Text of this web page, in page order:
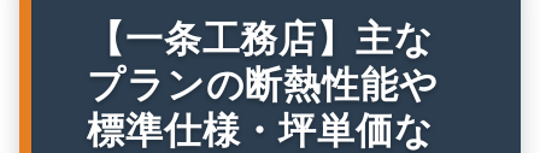
【一条工務店】主な
プランの断熱性能や
標準仕様・坪単価な